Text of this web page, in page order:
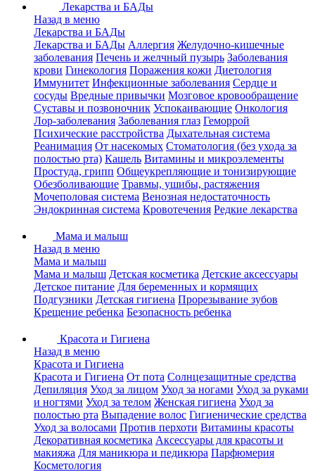
Лекарства и БАДы
Назад в меню
Лекарства и БАДы
Лекарства и БАДы Аллергия Желудочно-кишечные
заболевания Печень и желчный пузырь Заболевания
крови Гинекология Поражения кожи Диетология
Иммунитет Инфекционные заболевания Сердце и
сосуды Вредные привычки Мозговое кровообращение
Суставы и позвоночник Успокаивающие Онкология
Лор-заболевания Заболевания глаз Геморрой
Психические расстройства Дыхательная система
Реанимация От насекомых Стоматология (без ухода за
полостью рта) Кашель Витамины и микроэлементы
Простуда, грипп Общеукрепляющие и тонизирующие
Обезболивающие Травмы, ушибы, растяжения
Мочеполовая система Венозная недостаточность
Эндокринная система Кровотечения Редкие лекарства
Мама и малыш
Назад в меню
Мама и малыш
Мама и малыш Детская косметика Детские аксессуары
Детское питание Для беременных и кормящих
Подгузники Детская гигиена Прорезывание зубов
Крещение ребенка Безопасность ребенка
Красота и Гигиена
Назад в меню
Красота и Гигиена
Красота и Гигиена От пота Солнцезащитные средства
Депиляция Уход за лицом Уход за ногами Уход за руками
и ногтями Уход за телом Женская гигиена Уход за
полостью рта Выпадение волос Гигиенические средства
Уход за волосами Против перхоти Витамины красоты
Декоративная косметика Аксессуары для красоты и
макияжа Для маникюра и педикюра Парфюмерия
Косметология